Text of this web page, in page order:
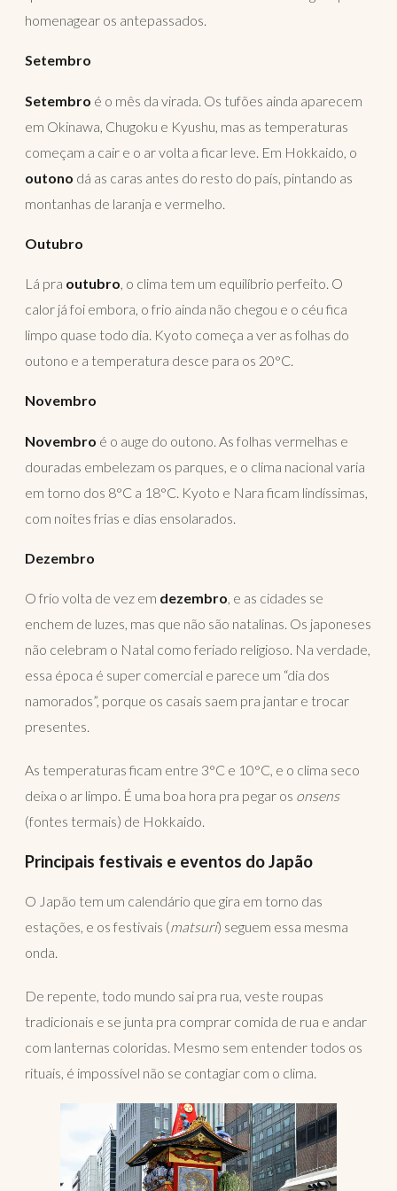
homenagear os antepassados.
Setembro
Setembro é o mês da virada. Os tufões ainda aparecem
em Okinawa, Chugoku e Kyushu, mas as temperaturas
começam a cair e o ar volta a ficar leve. Em Hokkaido, o
outono dá as caras antes do resto do país, pintando as
montanhas de laranja e vermelho.
Outubro
Lá pra outubro, o clima tem um equilíbrio perfeito. O
calor já foi embora, o frio ainda não chegou e o céu fica
limpo quase todo dia. Kyoto começa a ver as folhas do
outono e a temperatura desce para os 20°C.
Novembro
Novembro é o auge do outono. As folhas vermelhas e
douradas embelezam os parques, e o clima nacional varia
em torno dos 8°C a 18°C. Kyoto e Nara ficam lindíssimas,
com noites frias e dias ensolarados.
Dezembro
O frio volta de vez em dezembro, e as cidades se
enchem de luzes, mas que não são natalinas. Os japoneses
não celebram o Natal como feriado religioso. Na verdade,
essa época é super comercial e parece um “dia dos
namorados”, porque os casais saem pra jantar e trocar
presentes.
As temperaturas ficam entre 3°C e 10°C, e o clima seco
deixa o ar limpo. É uma boa hora pra pegar os onsens
(fontes termais) de Hokkaido.
Principais festivais e eventos do Japão
O Japão tem um calendário que gira em torno das
estações, e os festivais (matsuri) seguem essa mesma
onda.
De repente, todo mundo sai pra rua, veste roupas
tradicionais e se junta pra comprar comida de rua e andar
com lanternas coloridas. Mesmo sem entender todos os
rituais, é impossível não se contagiar com o clima.